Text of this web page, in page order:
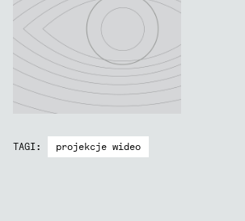
TAGI: projekcje wideo